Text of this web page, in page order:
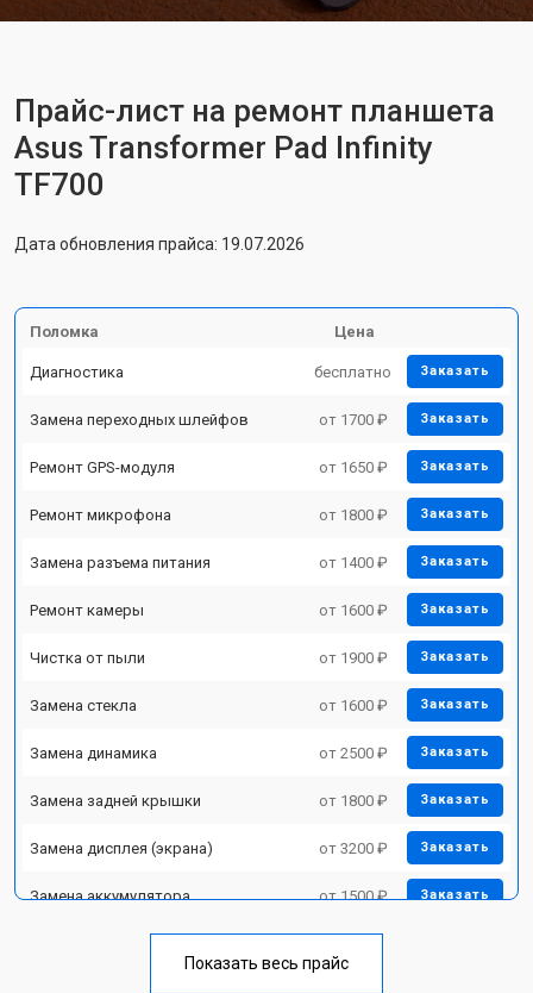
Прайс-лист на ремонт планшета
Asus Transformer Pad Infinity
TF700
Дата обновления прайса: 19.07.2026
Поломка Цена
Диагностика бесплатно Заказать
Замена переходных шлейфов от 1700 ₽ Заказать
Ремонт GPS-модуля от 1650 ₽ Заказать
Ремонт микрофона от 1800 ₽ Заказать
Замена разъема питания от 1400 ₽ Заказать
Ремонт камеры от 1600 ₽ Заказать
Чистка от пыли от 1900 ₽ Заказать
Замена стекла от 1600 ₽ Заказать
Замена динамика от 2500 ₽ Заказать
Замена задней крышки от 1800 ₽ Заказать
Замена дисплея (экрана) от 3200 ₽ Заказать
Замена аккумулятора от 1500 ₽ Заказать
Показать весь прайс